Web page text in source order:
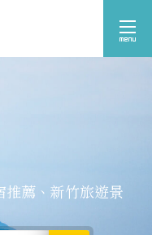
薦、新竹旅遊景